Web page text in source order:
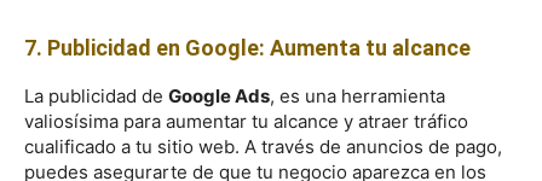
7. Publicidad en Google: Aumenta tu alcance
La publicidad de Google Ads, es una herramienta
valiosísima para aumentar tu alcance y atraer tráfico
cualificado a tu sitio web. A través de anuncios de pago,
puedes asegurarte de que tu negocio aparezca en los